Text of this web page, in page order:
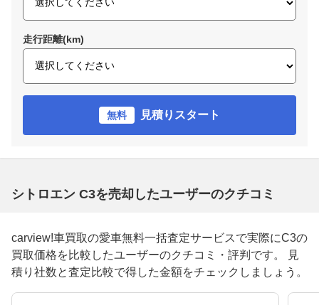
走行距離(km)
無料 見積りスタート
シトロエン C3を売却したユーザーのクチコミ
carview!車買取の愛車無料一括査定サービスで実際にC3の
買取価格を比較したユーザーのクチコミ・評判です。 見
積り社数と査定比較で得した金額をチェックしましょう。